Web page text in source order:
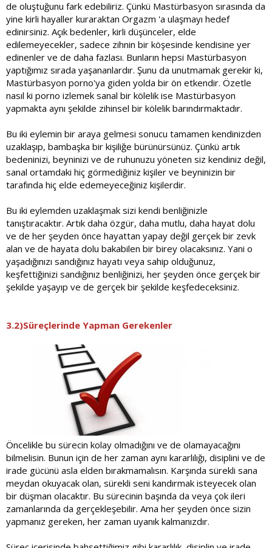
de oluştuğunu fark edebiliriz. Çünkü Mastürbasyon sırasında da
yine kirli hayaller kuraraktan Orgazm 'a ulaşmayı hedef
edinirsiniz. Açık bedenler, kirli düşünceler, elde
edilemeyecekler, sadece zihnin bir köşesinde kendisine yer
edinenler ve de daha fazlası. Bunların hepsi Mastürbasyon
yaptığımız sırada yaşananlardır. Şunu da unutmamak gerekir ki,
Mastürbasyon porno'ya giden yolda bir ön etkendir. Özetle
nasıl ki porno izlemek sanal bir kölelik ise Mastürbasyon
yapmakta aynı şekilde zihinsel bir kölelik barındırmaktadır.
Bu iki eylemin bir araya gelmesi sonucu tamamen kendinizden
uzaklaşıp, bambaşka bir kişiliğe bürünürsünüz. Çünkü artık
bedeninizi, beyninizi ve de ruhunuzu yöneten siz kendiniz değil,
sanal ortamdaki hiç görmediğiniz kişiler ve beyninizin bir
tarafında hiç elde edemeyeceğiniz kişilerdir.
Bu iki eylemden uzaklaşmak sizi kendi benliğinizle
tanıştıracaktır. Artık daha özgür, daha mutlu, daha hayat dolu
ve de her şeyden önce hayattan yapay değil gerçek bir zevk
alan ve de hayata dolu bakabilen bir birey olacaksınız. Yani o
yaşadığınızı sandığınız hayatı veya sahip olduğunuz,
keşfettiğinizi sandığınız benliğinizi, her şeyden önce gerçek bir
şekilde yaşayıp ve de gerçek bir şekilde keşfedeceksiniz.
3.2)Süreçlerinde Yapman Gerekenler
Öncelikle bu sürecin kolay olmadığını ve de olamayacağını
bilmelisin. Bunun için de her zaman aynı kararlılığı, disiplini ve de
irade gücünü asla elden bırakmamalısın. Karşında sürekli sana
meydan okuyacak olan, sürekli seni kandırmak isteyecek olan
bir düşman olacaktır. Bu sürecinin başında da veya çok ileri
zamanlarında da gerçekleşebilir. Ama her şeyden önce sizin
yapmanız gereken, her zaman uyanık kalmanızdır.